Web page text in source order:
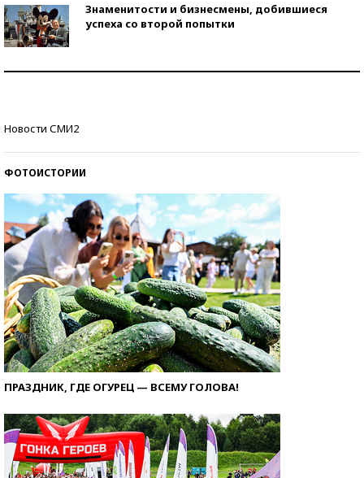
Знаменитости и бизнесмены, добившиеся
успеха со второй попытки
Новости СМИ2
ФОТОИСТОРИИ
ПРАЗДНИК, ГДЕ ОГУРЕЦ — ВСЕМУ ГОЛОВА!